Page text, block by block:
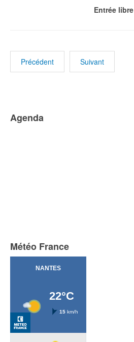
Entrée libre
Précédent Suivant
Agenda
Météo France